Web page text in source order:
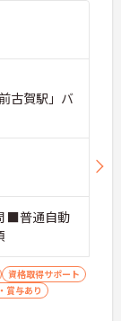
古賀駅」バ
■普通自動
資格取得サポート
賞与あり